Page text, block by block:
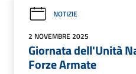
NOTIZIE
2 NOVEMBRE 2025
Giornata dell'Unità
Forze Armate